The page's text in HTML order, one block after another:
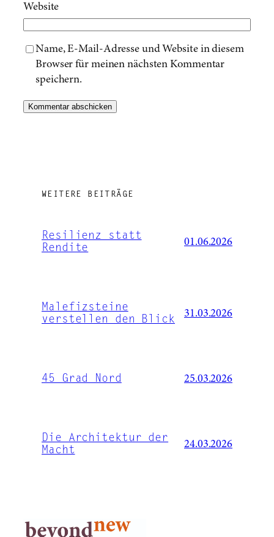
Website
Name, E-Mail-Adresse und Website in diesem
Browser für meinen nächsten Kommentar
speichern.
WEITERE BEITRÄGE
Resilienz statt
Rendite
01.06.2026
Malefizsteine
verstellen den Blick
31.03.2026
45 Grad Nord 25.03.2026
Die Architektur der
Macht
24.03.2026